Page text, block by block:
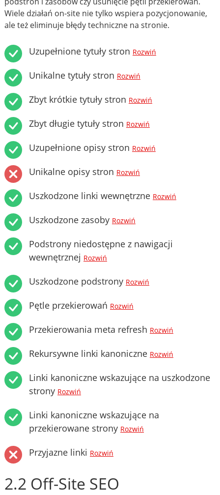
Wiele działań on-site nie tylko wspiera pozycjonowanie,
ale też eliminuje błędy techniczne na stronie.
Uzupełnione tytuły stron Rozwiń
Unikalne tytuły stron Rozwiń
Zbyt krótkie tytuły stron Rozwiń
Zbyt długie tytuły stron Rozwiń
Uzupełnione opisy stron Rozwiń
Unikalne opisy stron Rozwiń
Uszkodzone linki wewnętrzne Rozwiń
Uszkodzone zasoby Rozwiń
Podstrony niedostępne z nawigacji
wewnętrznej Rozwiń
Uszkodzone podstrony Rozwiń
Pętle przekierowań Rozwiń
Przekierowania meta refresh Rozwiń
Rekursywne linki kanoniczne Rozwiń
Linki kanoniczne wskazujące na uszkodzone
strony Rozwiń
Linki kanoniczne wskazujące na
przekierowane strony Rozwiń
Przyjazne linki Rozwiń
2.2 Off-Site SEO